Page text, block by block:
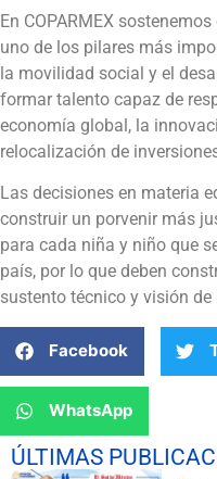
En COPARMEX
uno de los pilares más
la movilidad social y el
formar talento capaz de
economía global, la
relocalización de
Las decisiones en materia
construir un porvenir más
para cada niña y niño que
país, por lo que deben
sustento técnico y visión de
Facebook
WhatsApp
ÚLTIMAS